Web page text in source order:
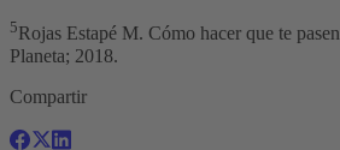
5Rojas Estapé M. Cómo hacer que te
Planeta; 2018.
Compartir